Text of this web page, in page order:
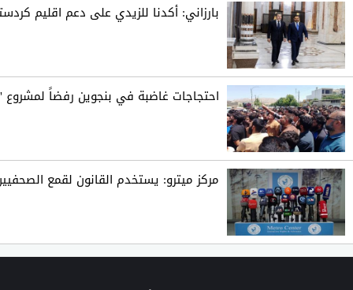
بارزاني: أكدنا للزيدي على دعم اقليم
احتجاجات غاضبة في بنجوين رفضاً لمشروع
مركز ميترو: يستخدم القانون لقمع